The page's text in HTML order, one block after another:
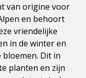
van origine voor
en behoort
vriendelijke
in de winter en
Dit in
planten en zijn